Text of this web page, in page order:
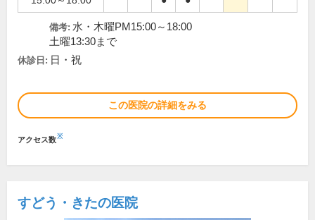
備考: 水・木曜PM15:00～18:00
土曜13:30まで
休診日: 日・祝
この医院の詳細をみる
アクセス数※
すどう・きたの医院